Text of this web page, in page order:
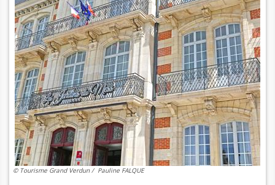
© Tourisme Grand Verdun / Pauline FALQUE